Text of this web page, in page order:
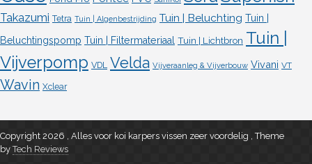
Takazumi Tetra Tuin | Algenbestrijding Tuin | Beluchting Tuin |
Beluchtingspomp Tuin | Filtermateriaal Tuin | Lichtbron Tuin |
Vijverpomp VDL Velda Vijveraanleg & Vijverbouw Vivani VT
Wavin Xclear
Copyright 2026 , Alles voor koi karpers vissen zeer voordelig ,Theme
byTech Reviews